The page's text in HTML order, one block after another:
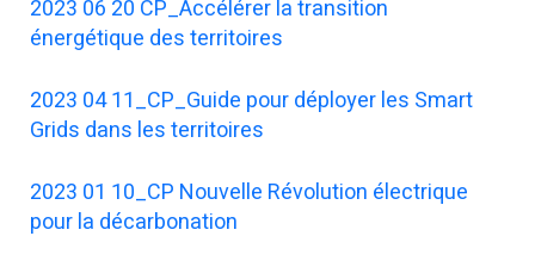
2023 06 20 CP_Accélérer la transition
énergétique des territoires
2023 04 11_CP_Guide pour déployer les Smart
Grids dans les territoires
2023 01 10_CP Nouvelle Révolution électrique
pour la décarbonation